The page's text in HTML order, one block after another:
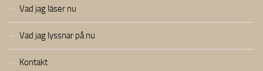
Vad jag läser nu
Vad jag lyssnar på nu
Kontakt